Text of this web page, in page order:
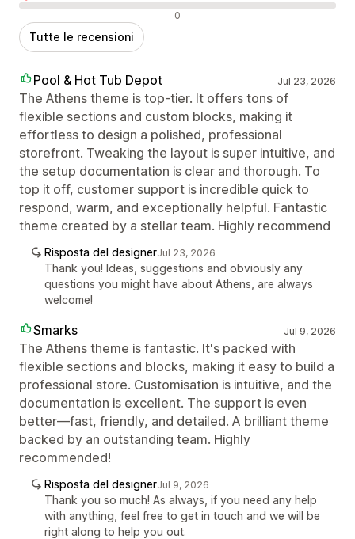
Recensioni negative 0
Tutte le recensioni
Pool & Hot Tub Depot Jul 23, 2026
The Athens theme is top-tier. It offers tons of
flexible sections and custom blocks, making it
effortless to design a polished, professional
storefront. Tweaking the layout is super intuitive, and
the setup documentation is clear and thorough. To
top it off, customer support is incredible quick to
respond, warm, and exceptionally helpful. Fantastic
theme created by a stellar team. Highly recommend
Risposta del designerJul 23, 2026
Thank you! Ideas, suggestions and obviously any
questions you might have about Athens, are always
welcome!
Smarks Jul 9, 2026
The Athens theme is fantastic. It's packed with
flexible sections and blocks, making it easy to build a
professional store. Customisation is intuitive, and the
documentation is excellent. The support is even
better—fast, friendly, and detailed. A brilliant theme
backed by an outstanding team. Highly
recommended!
Risposta del designerJul 9, 2026
Thank you so much! As always, if you need any help
with anything, feel free to get in touch and we will be
right along to help you out.